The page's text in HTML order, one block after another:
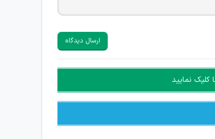
ارسال دیدگاه
کلیک نمایید